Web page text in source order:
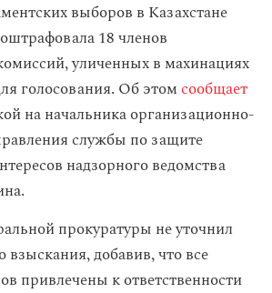
выборов в Казахстане
18 членов
уличенных в махинациях
голосования. Об этомсообщает
на начальника организационно-
службы по защите
надзорного ведомства
прокуратуры не уточнил
добавив, что все
привлечены к ответственности